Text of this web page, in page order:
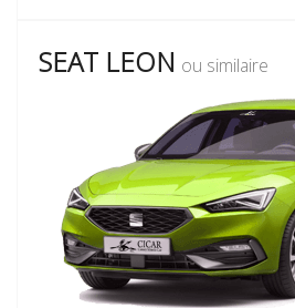
SEAT LEON ou similaire